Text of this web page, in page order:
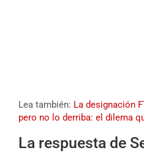
Lea también: La designación
pero no lo derriba: el dilema
La respuesta de